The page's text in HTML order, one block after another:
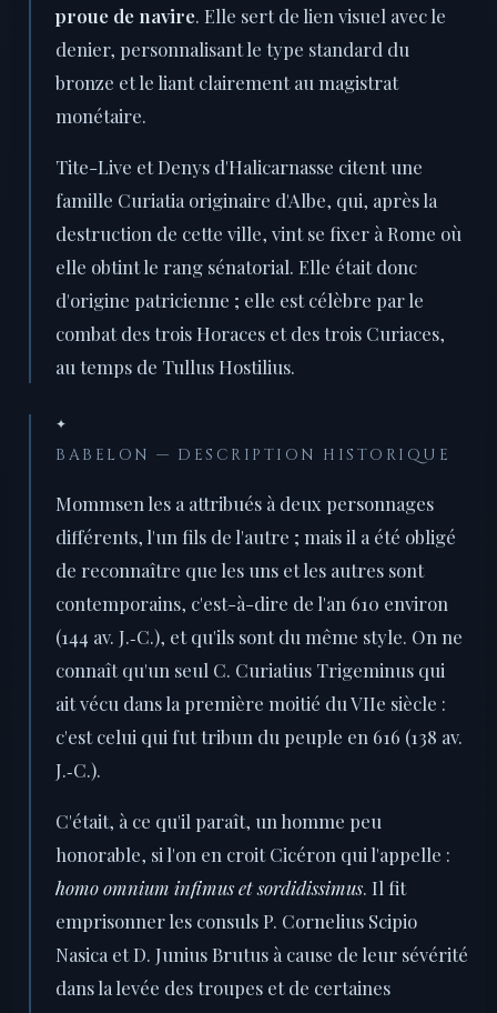
proue de navire. Elle sert de lien visuel avec le
denier, personnalisant le type standard du
bronze et le liant clairement au magistrat
monétaire.
Tite-Live et Denys d'Halicarnasse citent une
famille Curiatia originaire d'Albe, qui, après la
destruction de cette ville, vint se fixer à Rome où
elle obtint le rang sénatorial. Elle était donc
d'origine patricienne ; elle est célèbre par le
combat des trois Horaces et des trois Curiaces,
au temps de Tullus Hostilius.
✦
BABELON — DESCRIPTION HISTORIQUE
Mommsen les a attribués à deux personnages
différents, l'un fils de l'autre ; mais il a été obligé
de reconnaître que les uns et les autres sont
contemporains, c'est-à-dire de l'an 610 environ
(144 av. J.‑C.), et qu'ils sont du même style. On ne
connaît qu'un seul C. Curiatius Trigeminus qui
ait vécu dans la première moitié du VIIe siècle :
c'est celui qui fut tribun du peuple en 616 (138 av.
J.‑C.).
C'était, à ce qu'il paraît, un homme peu
honorable, si l'on en croit Cicéron qui l'appelle :
homo omnium infimus et sordidissimus. Il fit
emprisonner les consuls P. Cornelius Scipio
Nasica et D. Junius Brutus à cause de leur sévérité
dans la levée des troupes et de certaines